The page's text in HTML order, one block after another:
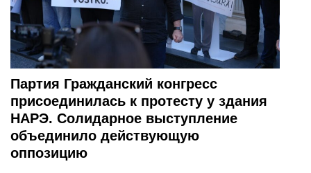
Партия Гражданский конгресс
присоединилась к протесту у здания
НАРЭ. Солидарное выступление
объединило действующую
оппозицию